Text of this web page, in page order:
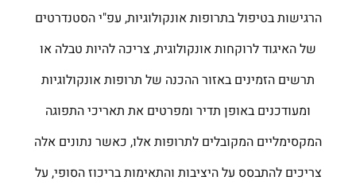
הרגישות בטיפול בתרופות אונקולוגיות, עפ"י הסטנדרטים
של האיגוד לרוקחות אונקולוגית, צריכה להיות טבלה או
תרשים הזמינים באזור ההכנה של תרופות אונקולוגיות
ומעודכנים באופן תדיר ומפרטים את תאריכי התפוגה
המקסימליים המקובלים לתרופות אלו, כאשר נתונים אלה
צריכים להתבסס על היציבות והתאימות בריכוז הסופי, על